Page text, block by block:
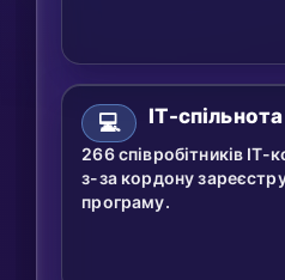
💻 ІТ-спільнота
266 співробітників ІТ-
з-за кордону
програму.